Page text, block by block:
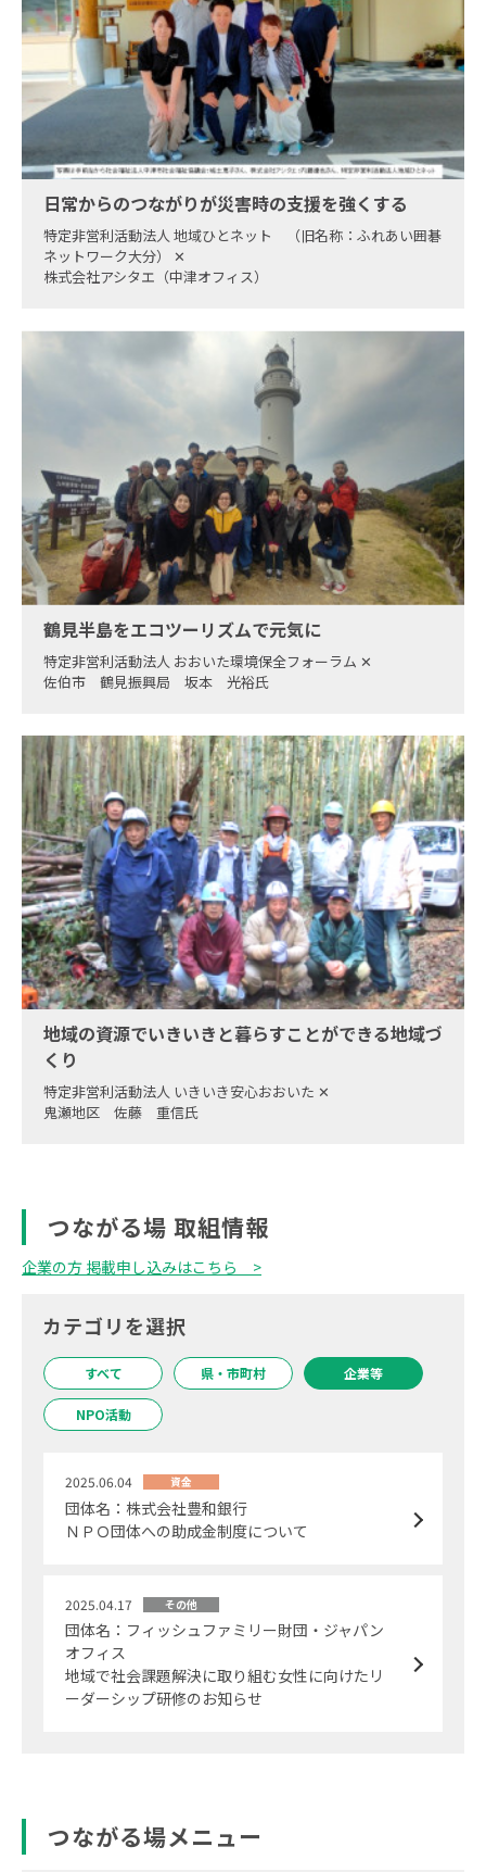
日常からのつながりが災害時の支援を強くする
特定非営利活動法人 地域ひとネット （旧名称：ふれあい囲碁
ネットワーク大分）
✕
株式会社アシタエ（中津オフィス）
鶴見半島をエコツーリズムで元気に
特定非営利活動法人 おおいた環境保全フォーラム ✕
佐伯市 鶴見振興局 坂本 光裕氏
地域の資源でいきいきと暮らすことができる地域づ
くり
特定非営利活動法人 いきいき安心おおいた ✕
鬼瀬地区 佐藤 重信氏
つながる場 取組情報
企業の方 掲載申し込みはこちら
カテゴリを選択
すべて 県・市町村 企業等
NPO活動
2025.06.04 資金
団体名：株式会社豊和銀行
ＮＰＯ団体への助成金制度について
2025.04.17 その他
団体名：フィッシュファミリー財団・ジャパン
オフィス
地域で社会課題解決に取り組む女性に向けたリ
ーダーシップ研修のお知らせ
つながる場メニュー